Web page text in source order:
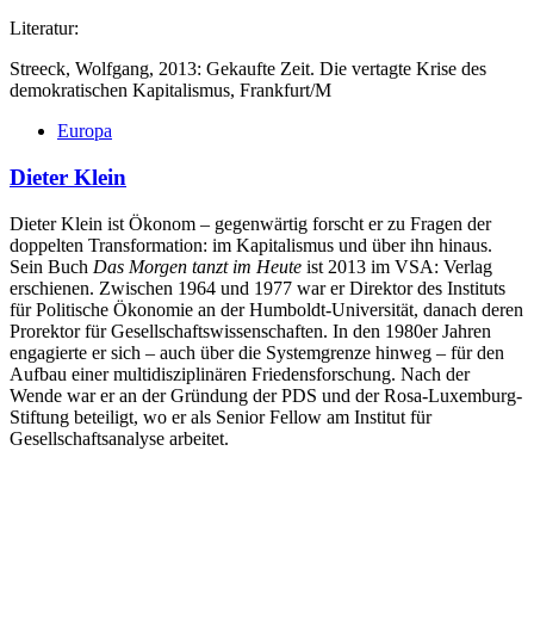
Literatur:
Streeck, Wolfgang, 2013: Gekaufte Zeit. Die vertagte Krise des
demokratischen Kapitalismus, Frankfurt/M
Europa
Dieter Klein
Dieter Klein ist Ökonom – gegenwärtig forscht er zu Fragen der
doppelten Transformation: im Kapitalismus und über ihn hinaus.
Sein Buch Das Morgen tanzt im Heute ist 2013 im VSA: Verlag
erschienen. Zwischen 1964 und 1977 war er Direktor des Instituts
für Politische Ökonomie an der Humboldt-Universität, danach deren
Prorektor für Gesellschaftswissenschaften. In den 1980er Jahren
engagierte er sich – auch über die Systemgrenze hinweg – für den
Aufbau einer multidisziplinären Friedensforschung. Nach der
Wende war er an der Gründung der PDS und der Rosa-Luxemburg-
Stiftung beteiligt, wo er als Senior Fellow am Institut für
Gesellschaftsanalyse arbeitet.